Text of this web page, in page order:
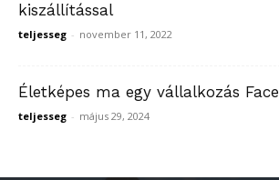
kiszállítással
teljesseg - november 11, 2022
Életképes ma egy vállalkozás
teljesseg - május 29, 2024